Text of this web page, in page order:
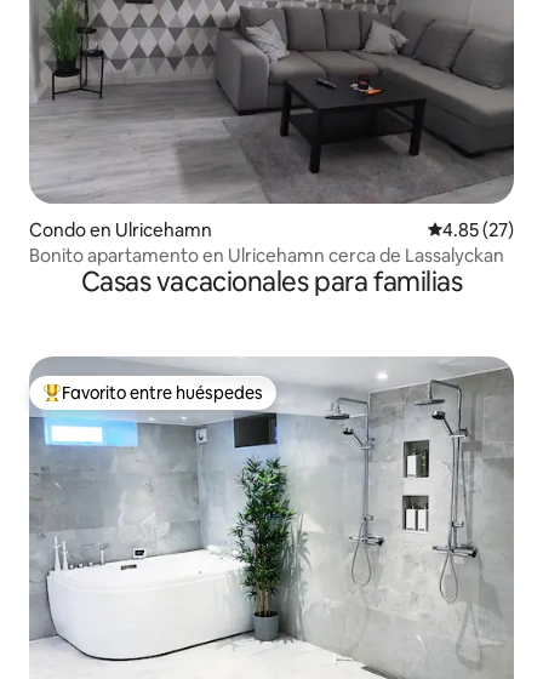
Condo en Ulricehamn Calificación
4.85 (27)
Bonito apartamento en Ulricehamn cerca de Lassalyckan
Casas vacacionales para familias
Favorito entre huéspedes preferido
Favorito entre huéspedes